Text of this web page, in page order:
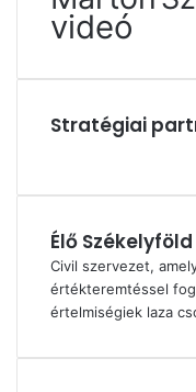
videó
Stratégiai
Élő
Civil szervezet,
értékteremtéssel
értelmiségiek laza